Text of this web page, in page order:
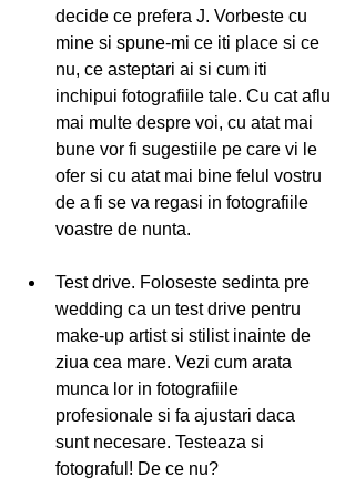
decide ce prefera J. Vorbeste cu
mine si spune-mi ce iti place si ce
nu, ce asteptari ai si cum iti
inchipui fotografiile tale. Cu cat aflu
mai multe despre voi, cu atat mai
bune vor fi sugestiile pe care vi le
ofer si cu atat mai bine felul vostru
de a fi se va regasi in fotografiile
voastre de nunta.
Test drive. Foloseste sedinta pre
wedding ca un test drive pentru
make-up artist si stilist inainte de
ziua cea mare. Vezi cum arata
munca lor in fotografiile
profesionale si fa ajustari daca
sunt necesare. Testeaza si
fotograful! De ce nu?